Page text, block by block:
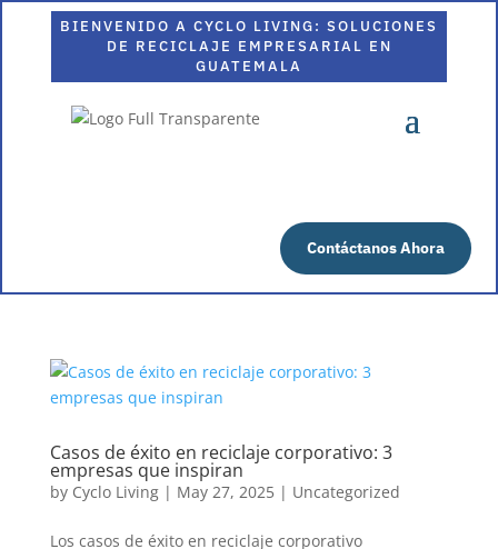
BIENVENIDO A CYCLO LIVING: SOLUCIONES
DE RECICLAJE EMPRESARIAL EN
GUATEMALA
Contáctanos Ahora
Casos de éxito en reciclaje corporativo: 3
empresas que inspiran
by Cyclo Living| May 27, 2025| Uncategorized
Los casos de éxito en reciclaje corporativo